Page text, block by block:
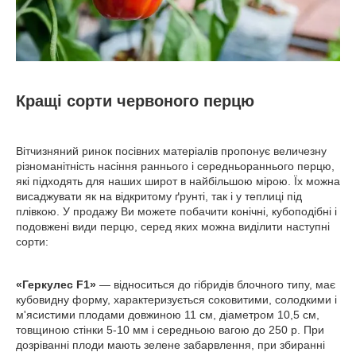
Кращі сорти червоного перцю
Вітчизняний ринок посівних матеріалів пропонує величезну
різноманітність насіння раннього і середньораннього перцю,
які підходять для наших широт в найбільшою мірою. Їх можна
висаджувати як на відкритому ґрунті, так і у теплиці під
плівкою. У продажу Ви можете побачити конічні, кубоподібні і
подовжені види перцю, серед яких можна виділити наступні
сорти:
«Геркулес F1» — відноситься до гібридів блочного типу, має
кубовидну форму, характеризується соковитими, солодкими і
м'ясистими плодами довжиною 11 см, діаметром 10,5 см,
товщиною стінки 5-10 мм і середньою вагою до 250 р. При
дозріванні плоди мають зелене забарвлення, при збиранні